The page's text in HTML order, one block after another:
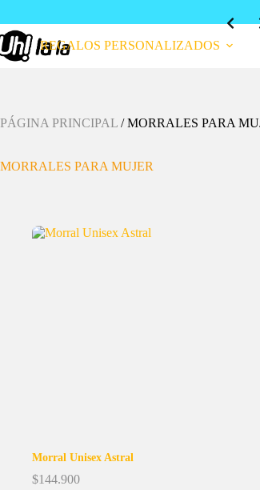
REGALOS PERSONALIZADOS
PÁGINA PRINCIPAL /MORRALES PARA
MORRALES PARA MUJER
Morral Unisex Astral
$144.900